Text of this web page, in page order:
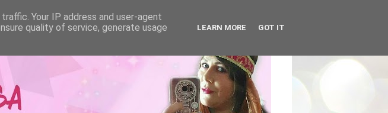
Your IP address and user-agent
quality of service, generate usage
LEARN MORE GOT IT